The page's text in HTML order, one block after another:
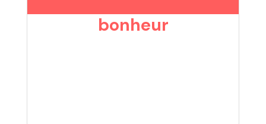
bonheur